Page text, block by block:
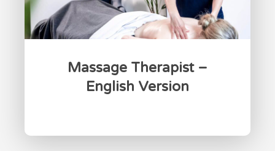
Massage Therapist –
English Version